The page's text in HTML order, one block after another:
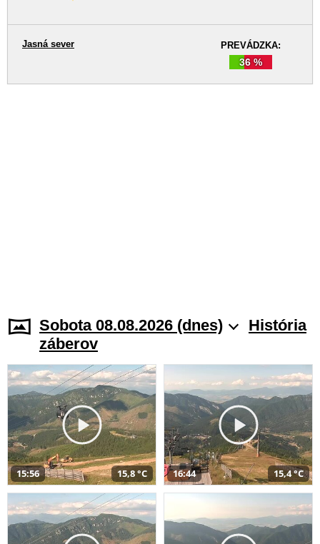
PREVÁDZKA:
36 %
Jasná sever
Sobota 08.08.2026 (dnes)
História
záberov
15:56 15,8 °C 16:44 15,4 °C